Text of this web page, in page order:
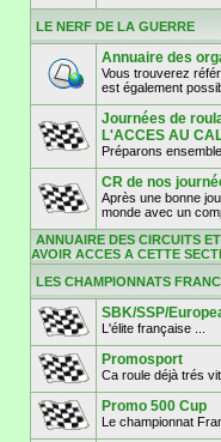
LE NERF DE LA GUERRE
Annuaire des
Vous trouverez
est également
Journées de
L'ACCES AU
Préparons
CR de nos
Après une bonne
monde avec un
ANNUAIRE DES CIRCUITS
AVOIR ACCES A CETTE
LES CHAMPIONNATS
SBK/SSP/
L'élite française ...
Promosport
Ca roule déjà trés
Promo 500 Cup
Le championnat